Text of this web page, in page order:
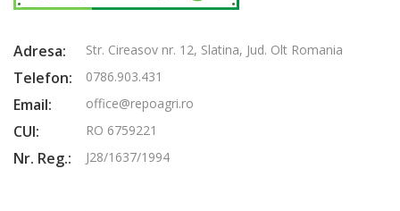
Adresa: Str. Cireasov nr. 12, Slatina, Jud. Olt Romania
Telefon: 0786.903.431
Email: office@repoagri.ro
CUI: RO 6759221
Nr. Reg.: J28/1637/1994